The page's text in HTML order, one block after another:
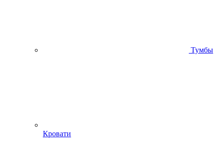
Тумбы
Кровати